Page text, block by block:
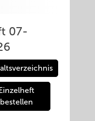
07-
Einzelheft
bestellen